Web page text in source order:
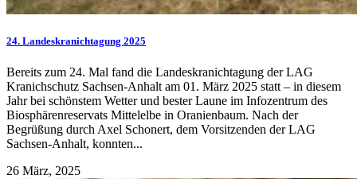
24. Landeskranichtagung 2025
Bereits zum 24. Mal fand die Landeskranichtagung der LAG
Kranichschutz Sachsen-Anhalt am 01. März 2025 statt – in diesem
Jahr bei schönstem Wetter und bester Laune im Infozentrum des
Biosphärenreservats Mittelelbe in Oranienbaum. Nach der
Begrüßung durch Axel Schonert, dem Vorsitzenden der LAG
Sachsen-Anhalt, konnten...
26 März, 2025